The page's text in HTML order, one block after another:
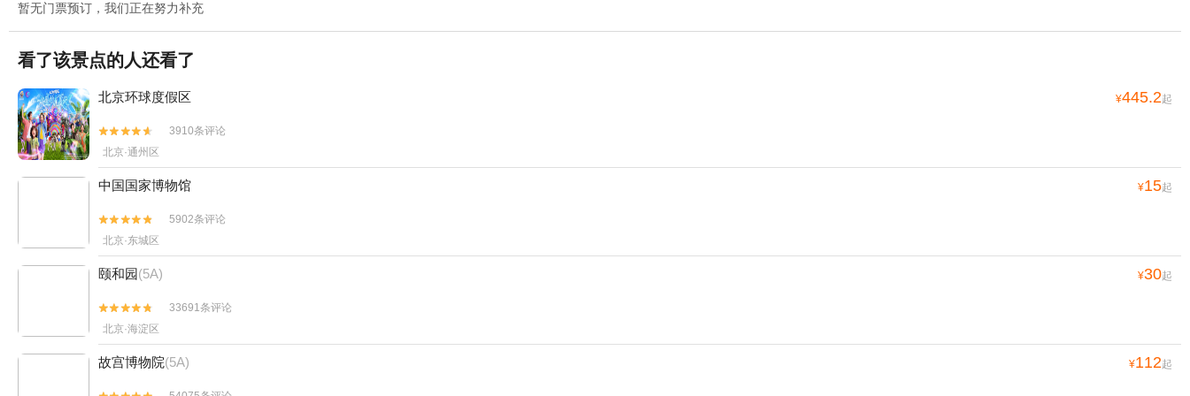
暂无门票预订，我们正在努力补充
看了该景点的人还看了
北京环球度假区 ¥445.2起


3910条评论
北京·通州区
中国国家博物馆 ¥15起


5902条评论
北京·东城区
颐和园(5A) ¥30起


33691条评论
北京·海淀区
故宫博物院(5A) ¥112起